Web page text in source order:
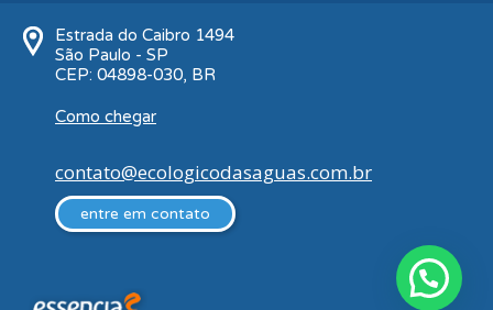
Estrada do Caibro 1494
São Paulo - SP
CEP: 04898-030, BR
Como chegar
contato@ecologicodasaguas.com.br
entre em contato